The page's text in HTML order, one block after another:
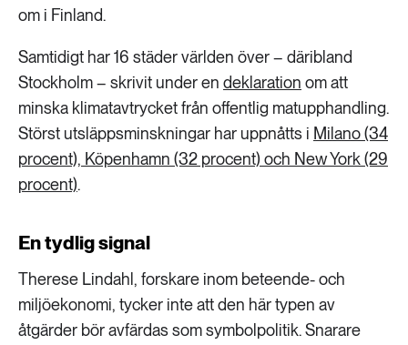
om i Finland.
Samtidigt har 16 städer världen över – däribland
Stockholm – skrivit under en deklaration om att
minska klimatavtrycket från offentlig matupphandling.
Störst utsläppsminskningar har uppnåtts i Milano (34
procent), Köpenhamn (32 procent) och New York (29
procent).
En tydlig signal
Therese Lindahl, forskare inom beteende- och
miljöekonomi, tycker inte att den här typen av
åtgärder bör avfärdas som symbolpolitik. Snarare